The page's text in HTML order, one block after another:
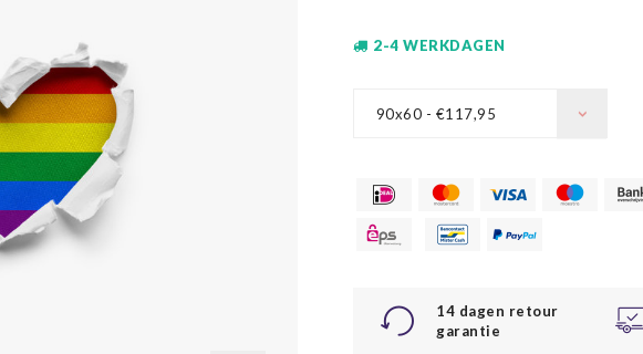
2-4 WERKDAGEN
90x60 - €117,95
14 dagen retour
garantie